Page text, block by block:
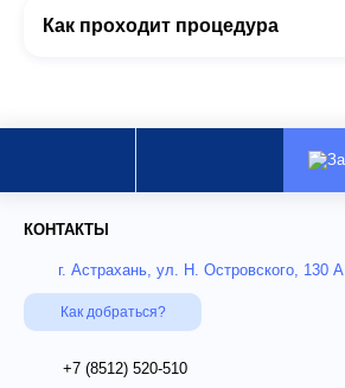
Как проходит процедура
КОНТАКТЫ
г. Астрахань, ул. Н. Островского, 130 А
Как добраться?
+7 (8512) 520-510